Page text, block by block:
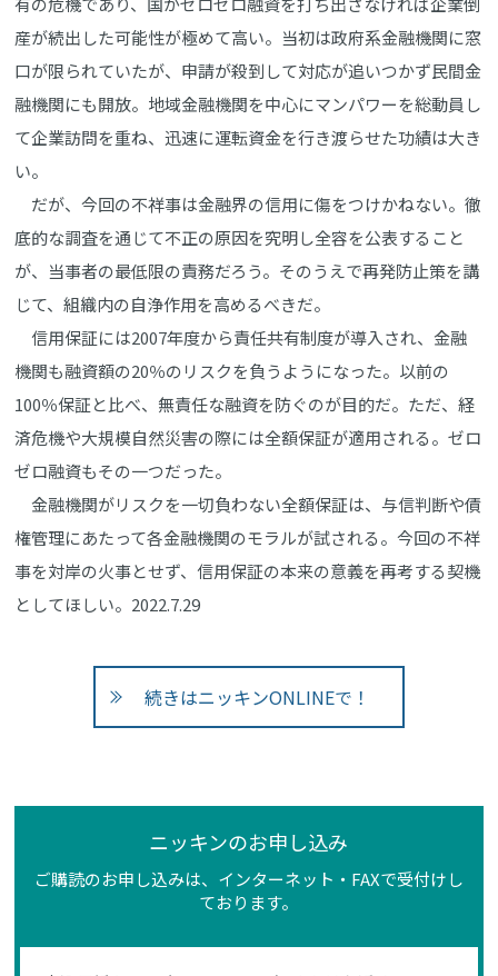
産が続出した可能性が極めて高い。当初は政府系金融機関に窓
口が限られていたが、申請が殺到して対応が追いつかず民間金
融機関にも開放。地域金融機関を中心にマンパワーを総動員し
て企業訪問を重ね、迅速に運転資金を行き渡らせた功績は大き
い。
だが、今回の不祥事は金融界の信用に傷をつけかねない。徹
底的な調査を通じて不正の原因を究明し全容を公表すること
が、当事者の最低限の責務だろう。そのうえで再発防止策を講
じて、組織内の自浄作用を高めるべきだ。
信用保証には2007年度から責任共有制度が導入され、金融
機関も融資額の20％のリスクを負うようになった。以前の
100％保証と比べ、無責任な融資を防ぐのが目的だ。ただ、経
済危機や大規模自然災害の際には全額保証が適用される。ゼロ
ゼロ融資もその一つだった。
金融機関がリスクを一切負わない全額保証は、与信判断や債
権管理にあたって各金融機関のモラルが試される。今回の不祥
事を対岸の火事とせず、信用保証の本来の意義を再考する契機
としてほしい。2022.7.29
続きはニッキンONLINEで！
ニッキンのお申し込み
ご購読のお申し込みは、インターネット・FAXで受付けし
ております。